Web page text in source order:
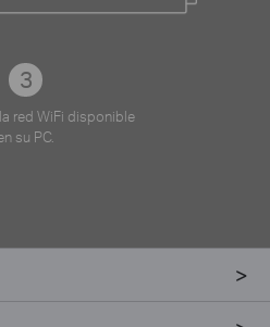
3
red WiFi disponible
su PC.